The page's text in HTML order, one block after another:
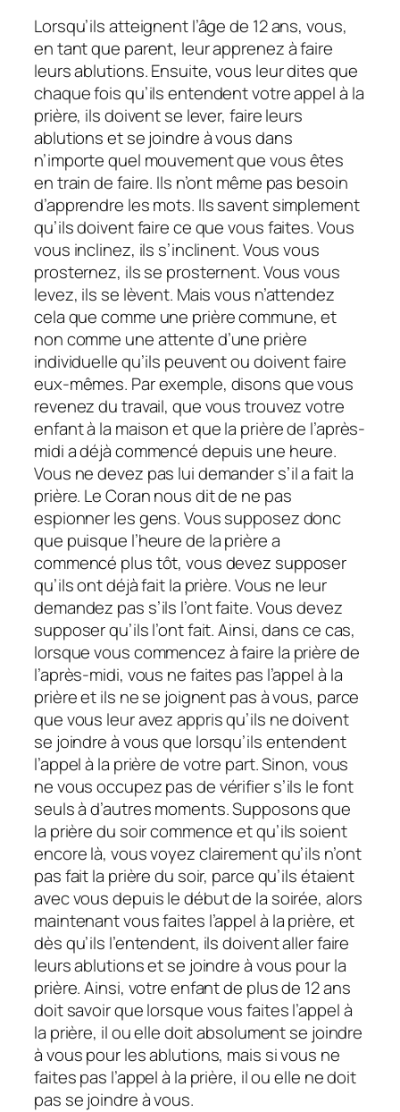
Lorsqu’ils atteignent l’âge de 12 ans, vous,
en tant que parent, leur apprenez à faire
leurs ablutions. Ensuite, vous leur dites que
chaque fois qu’ils entendent votre appel à la
prière, ils doivent se lever, faire leurs
ablutions et se joindre à vous dans
n’importe quel mouvement que vous êtes
en train de faire. Ils n’ont même pas besoin
d’apprendre les mots. Ils savent simplement
qu’ils doivent faire ce que vous faites. Vous
vous inclinez, ils s’inclinent. Vous vous
prosternez, ils se prosternent. Vous vous
levez, ils se lèvent. Mais vous n’attendez
cela que comme une prière commune, et
non comme une attente d’une prière
individuelle qu’ils peuvent ou doivent faire
eux-mêmes. Par exemple, disons que vous
revenez du travail, que vous trouvez votre
enfant à la maison et que la prière de l’après-
midi a déjà commencé depuis une heure.
Vous ne devez pas lui demander s’il a fait la
prière. Le Coran nous dit de ne pas
espionner les gens. Vous supposez donc
que puisque l’heure de la prière a
commencé plus tôt, vous devez supposer
qu’ils ont déjà fait la prière. Vous ne leur
demandez pas s’ils l’ont faite. Vous devez
supposer qu’ils l’ont fait. Ainsi, dans ce cas,
lorsque vous commencez à faire la prière de
l’après-midi, vous ne faites pas l’appel à la
prière et ils ne se joignent pas à vous, parce
que vous leur avez appris qu’ils ne doivent
se joindre à vous que lorsqu’ils entendent
l’appel à la prière de votre part. Sinon, vous
ne vous occupez pas de vérifier s’ils le font
seuls à d’autres moments. Supposons que
la prière du soir commence et qu’ils soient
encore là, vous voyez clairement qu’ils n’ont
pas fait la prière du soir, parce qu’ils étaient
avec vous depuis le début de la soirée, alors
maintenant vous faites l’appel à la prière, et
dès qu’ils l’entendent, ils doivent aller faire
leurs ablutions et se joindre à vous pour la
prière. Ainsi, votre enfant de plus de 12 ans
doit savoir que lorsque vous faites l’appel à
la prière, il ou elle doit absolument se joindre
à vous pour les ablutions, mais si vous ne
faites pas l’appel à la prière, il ou elle ne doit
pas se joindre à vous.